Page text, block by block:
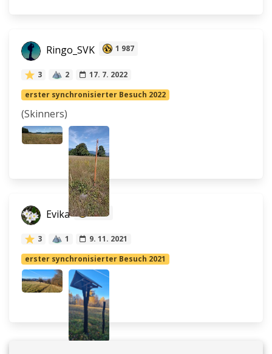
Ringo_SVK 1 987
3 2
17. 7. 2022
erster synchronisierter Besuch 2022
(Skinners)
Evika 1 813
3 1
9. 11. 2021
erster synchronisierter Besuch 2021